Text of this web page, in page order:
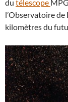
du télescope
l’Observatoire de
kilomètres du